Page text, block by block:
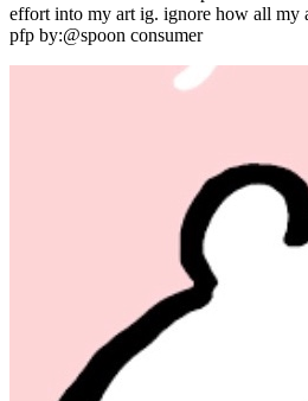
effort into my art ig. ignore how all my
pfp by:@spoon consumer